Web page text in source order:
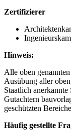
Zertifizierer
Hinweis:
Alle oben
Ausübung aller
Staatlich anerkannte
Gutachtern
geschützten
Häufig gestellte